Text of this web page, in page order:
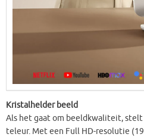
Kristalhelder beeld
Als het gaat om beeldkwaliteit,
teleur. Met een Full HD-resolutie